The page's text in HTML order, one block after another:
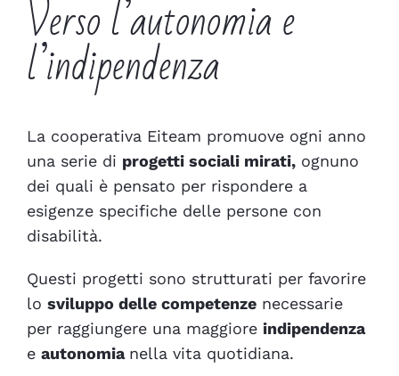
Verso l’autonomia e
l’indipendenza
La cooperativa Eiteam promuove ogni anno
una serie di progetti sociali mirati,ognuno
dei quali è pensato per rispondere a
esigenze specifiche delle persone con
disabilità.
Questi progetti sono strutturati per favorire
lo sviluppo delle competenzenecessarie
per raggiungere una maggiore indipendenza
e autonomia nella vita quotidiana.